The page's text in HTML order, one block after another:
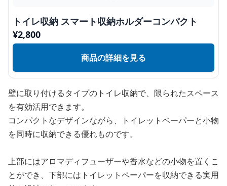
トイレ収納 スマート収納ホルダーコンパクト
¥2,800
商品の詳細を見る
壁に取り付けるタイプのトイレ収納で、限られたスペース
を有効活用できます。
コンパクトなデザインながら、トイレットペーパーと小物
を同時に収納できる優れものです。
上部にはアロマディフューザーや香水などの小物を置くこ
とができ、下部にはトイレットペーパーを収納できる実用